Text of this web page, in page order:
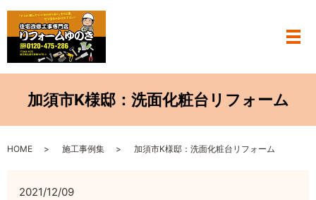
メ
加須市K様邸：洗面化粧台リフォーム
HOME 施工事例集 加須市K様邸：洗面化粧台リフォーム
2021/12/09